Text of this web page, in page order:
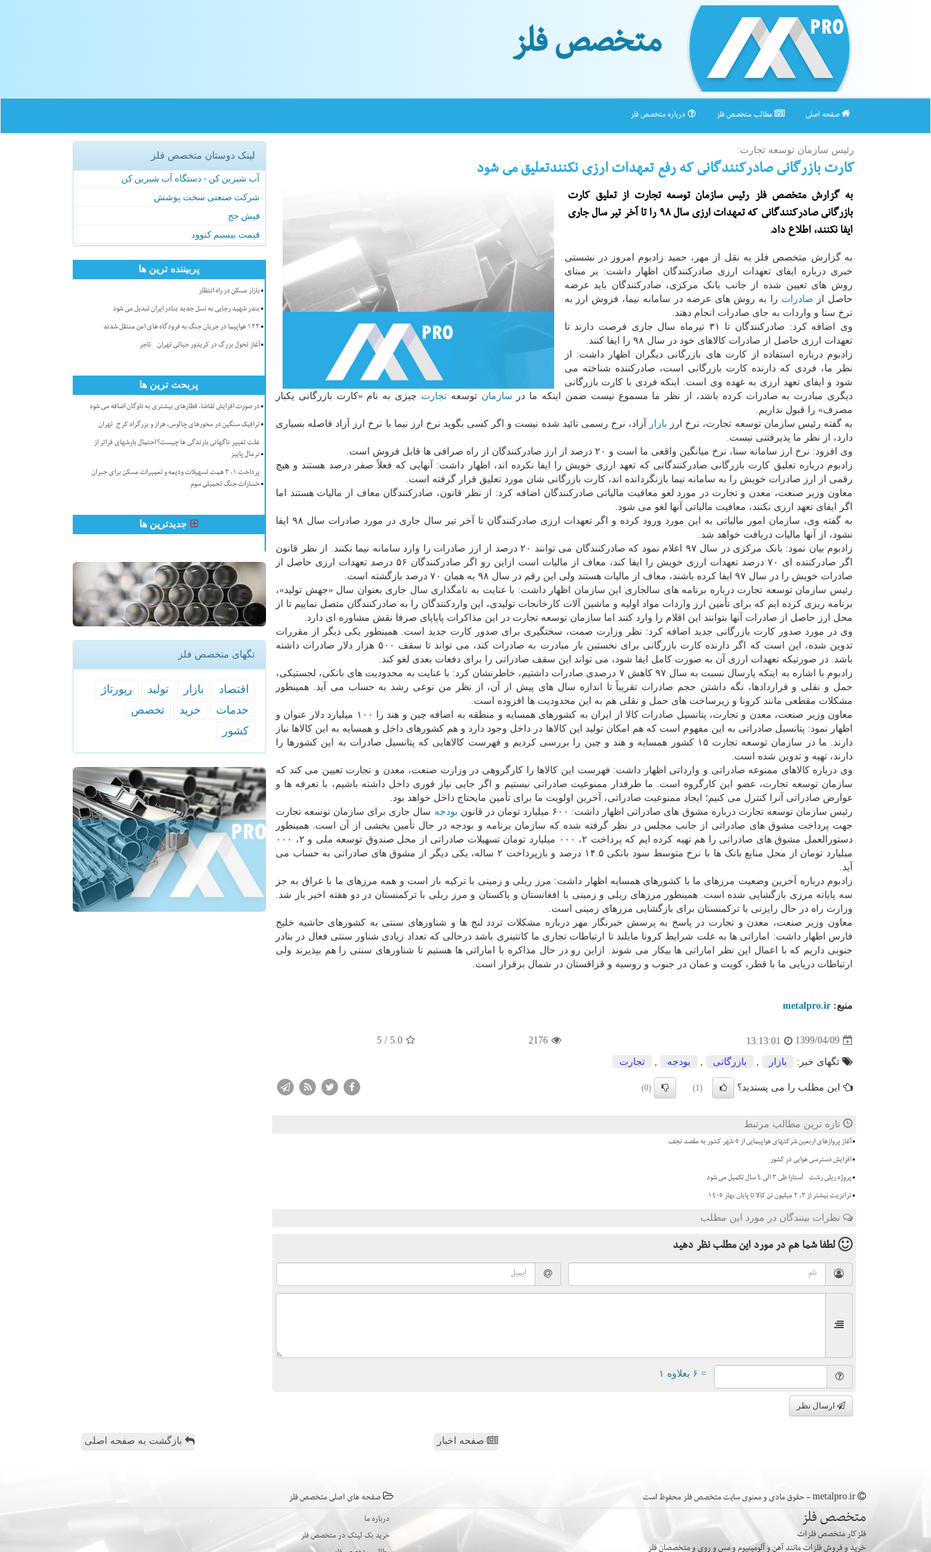
متخصص فلز
صفحه اصلی مطالب متخصص فلز درباره متخصص فلز
رئیس سازمان توسعه تجارت:
كارت بازرگانی صادركنندگانی كه رفع تعهدات ارزی نكنندتعلیق می شود
به گزارش متخصص فلز رئیس سازمان توسعه تجارت از تعلیق كارت
بازرگانی صادركنندگانی كه تعهدات ارزی سال ۹۸ را تا آخر تیر سال جاری
ایفا نكنند، اطلاع داد.
به گزارش متخصص فلز به نقل از مهر، حمید زادبوم امروز در نشستی
خبری درباره ایفای تعهدات ارزی صادرکنندگان اظهار داشت: بر مبنای
روش های تعیین شده از جانب بانک مرکزی، صادرکنندگان باید عرضه
حاصل از صادرات را به روش های عرضه در سامانه نیما، فروش ارز به
نرخ سنا و واردات به جای صادرات انجام دهند.
وی اضافه کرد: صادرکنندگان تا ۳۱ تیرماه سال جاری فرصت دارند تا
تعهدات ارزی حاصل از صادرات کالاهای خود در سال ۹۸ را ایفا کنند.
زادبوم درباره استفاده از کارت های بازرگانی دیگران اظهار داشت: از
نظر ما، فردی که دارنده کارت بازرگانی است، صادرکننده شناخته می
شود و ایفای تعهد ارزی به عهده وی است. اینکه فردی با کارت بازرگانی
دیگری مبادرت به صادرات کرده باشد، از نظر ما مسموع نیست ضمن اینکه ما در سازمان توسعهتجارت چیزی به نام «کارت بازرگانی یکبار
مصرف» را قبول نداریم.
به گفته رئیس سازمان توسعه تجارت، نرخ ارز بازار
آزاد، نرخ رسمی تائید شده نیست و اگر کسی بگوید نرخ ارز نیما با نرخ ارز آزاد فاصله بسیاری
دارد، از نظر ما پذیرفتنی نیست.
وی افزود: نرخ ارز سامانه سنا، نرخ میانگین واقعی ما است و ۲۰ درصد از ارز صادرکنندگان از راه صرافی ها قابل فروش است.
زادبوم درباره تعلیق کارت بازرگانی صادرکنندگانی که تعهد ارزی خویش را ایفا نکرده اند، اظهار داشت: آنهایی که فعلاً صفر درصد هستند و هیچ
رقمی از ارز صادرات خویش را به سامانه نیما بازنگردانده اند، کارت بازرگانی شان مورد تعلیق قرار گرفته است.
معاون وزیر صنعت، معدن و تجارت در مورد لغو معافیت مالیاتی صادرکنندگان اضافه کرد: از نظر قانون، صادرکنندگان معاف از مالیات هستند اما
اگر ایفای تعهد ارزی نکنند، معافیت مالیاتی آنها لغو می شود.
به گفته وی، سازمان امور مالیاتی به این مورد ورود کرده و اگر تعهدات ارزی صادرکنندگان تا آخر تیر سال جاری در مورد صادرات سال ۹۸ ایفا
نشود، از آنها مالیات دریافت خواهد شد.
زادبوم بیان نمود: بانک مرکزی در سال ۹۷ اعلام نمود که صادرکنندگان می توانند ۲۰ درصد از ارز صادرات را وارد سامانه نیما نکنند. از نظر قانون
اگر صادرکننده ای ۷۰ درصد تعهدات ارزی خویش را ایفا کند، معاف از مالیات است ازاین رو اگر صادرکنندگان ۵۶ درصد تعهدات ارزی حاصل از
صادرات خویش را در سال ۹۷ ایفا کرده باشند، معاف از مالیات هستند ولی این رقم در سال ۹۸ به همان ۷۰ درصد بازگشته است.
رئیس سازمان توسعه تجارت درباره برنامه های سالجاری این سازمان اظهار داشت: با عنایت به نامگذاری سال جاری بعنوان سال «جهش تولید»،
برنامه ریزی کرده ایم که برای تأمین ارز واردات مواد اولیه و ماشین آلات کارخانجات تولیدی، این واردکنندگان را به صادرکنندگان متصل نماییم تا از
محل ارز حاصل از صادرات آنها بتوانند این اقلام را وارد کنند اما سازمان توسعه تجارت در این مذاکرات پایاپای صرفا نقش مشاوره ای دارد.
وی در مورد صدور کارت بازرگانی جدید اضافه کرد: نظر وزارت صمت، سختگیری برای صدور کارت جدید است. همینطور یکی دیگر از مقررات
تدوین شده، این است که اگر دارنده کارت بازرگانی برای نخستین بار مبادرت به صادرات کند، می تواند تا سقف ۵۰۰ هزار دلار صادرات داشته
باشد. در صورتیکه تعهدات ارزی آن به صورت کامل ایفا شود، می تواند این سقف صادراتی را برای دفعات بعدی لغو کند.
زادبوم با اشاره به اینکه پارسال نسبت به سال ۹۷ کاهش ۷ درصدی صادرات داشتیم، خاطرنشان کرد: با عنایت به محدودیت های بانکی، لجستیکی،
حمل و نقلی و قراردادها، نگه داشتن حجم صادرات تقریباً تا اندازه سال های پیش از آن، از نظر من نوعی رشد به حساب می آید. همینطور
مشکلات مقطعی مانند کرونا و زیرساخت های حمل و نقلی هم به این محدودیت ها افزوده است.
معاون وزیر صنعت، معدن و تجارت، پتانسیل صادرات کالا از ایران به کشورهای همسایه و منطقه به اضافه چین و هند را ۱۰۰ میلیارد دلار عنوان و
اظهار نمود: پتانسیل صادراتی به این مفهوم است که هم امکان تولید این کالاها در داخل وجود دارد و هم کشورهای داخل و همسایه به این کالاها نیاز
دارند. ما در سازمان توسعه تجارت ۱۵ کشور همسایه و هند و چین را بررسی کردیم و فهرست کالاهایی که پتانسیل صادرات به این کشورها را
دارند، تهیه و تدوین شده است.
وی درباره کالاهای ممنوعه صادراتی و وارداتی اظهار داشت: فهرست این کالاها را کارگروهی در وزارت صنعت، معدن و تجارت تعیین می کند که
سازمان توسعه تجارت، عضو این کارگروه است. ما طرفدار ممنوعیت صادراتی نیستیم و اگر جایی نیاز فوری داخل داشته باشیم، با تعرفه ها و
عوارض صادراتی آنرا کنترل می کنیم؛ ایجاد ممنوعیت صادراتی، آخرین اولویت ما برای تأمین مایحتاج داخل خواهد بود.
رئیس سازمان توسعه تجارت درباره مشوق های صادراتی اظهار داشت: ۶۰۰ میلیارد تومان در قانون
بودجه سال جاری برای سازمان توسعه تجارت
جهت پرداخت مشوق های صادراتی از جانب مجلس در نظر گرفته شده که سازمان برنامه و بودجه در حال تأمین بخشی از آن است. همینطور
دستورالعمل مشوق های صادراتی را هم تهیه کرده ایم که پرداخت ۲، ۰۰۰ میلیارد تومان تسهیلات صادراتی از محل صندوق توسعه ملی و ۲، ۰۰۰
میلیارد تومان از محل منابع بانک ها با نرخ متوسط سود بانکی ۱۴.۵ درصد و بازپرداخت ۲ ساله، یکی دیگر از مشوق های صادراتی به حساب می
آید.
زادبوم درباره آخرین وضعیت مرزهای ما با کشورهای همسایه اظهار داشت: مرز ریلی و زمینی با ترکیه باز است و همه مرزهای ما با عراق به جز
سه پایانه مرزی بازگشایی شده است. همینطور مرزهای ریلی و زمینی با افغانستان و پاکستان و مرز ریلی با ترکمنستان در دو هفته اخیر باز شد.
وزارت راه در حال رایزنی با ترکمنستان برای بازگشایی مرزهای زمینی است.
معاون وزیر صنعت، معدن و تجارت در پاسخ به پرسش خبرنگار مهر درباره مشکلات تردد لنج ها و شناورهای سنتی به کشورهای حاشیه خلیج
فارس اظهار داشت: اماراتی ها به علت شرایط کرونا مایلند تا ارتباطات تجاری ما کانتینری باشد درحالی که تعداد زیادی شناور سنتی فعال در بنادر
جنوبی داریم که با اعمال این نظر اماراتی ها بیکار می شوند. ازاین رو در حال مذاکره با اماراتی ها هستیم تا شناورهای سنتی را هم بپذیرند ولی
ارتباطات دریایی ما با قطر، کویت و عمان در جنوب و روسیه و قزاقستان در شمال برقرار است.
منبع: metalpro.ir
1399/04/09
13:13:01
2176
5.0
/
5
تگهای خبر: بازار بازرگانی بودجه تجارت
این مطلب را می پسندید؟ (1)
(0)
تازه ترین مطالب مرتبط
آغاز پروازهای اربعین شرکتهای هواپیمایی از 5 شهر کشور به مقصد نجف
افزایش دسترسی هوایی در کشور
پروژه ریلی رشت - آستارا طی ۳ الی ۴ سال تکمیل می شود
ترانزیت بیشتر از ۳، ۲ میلیون تن کالا تا پایان بهار ۱۴۰۵
نظرات بینندگان در مورد این مطلب
لطفا شما هم در مورد این مطلب نظر دهید
= ۶ بعلاوه ۱
ارسال نظر
لینک دوستان متخصص فلز
آب شیرین کن - دستگاه آب شیرین کن
شرکت صنعتی سخت پوشش
فیش حج
قیمت بیسیم کنوود
پربیننده ترین ها
بازار مسکن در راه انتظار
بندر شهید رجایی به نسل جدید بنادر ایران تبدیل می شود
۱۳۳ هواپیما در جریان جنگ به فرودگاه های امن منتقل شدند
آغاز تحول بزرگ در کریدور حیاتی تهران - تاجر
پربحث ترین ها
در صورت افزایش تقاضا، قطارهای بیشتری به ناوگان اضافه می شود
ترافیک سنگین در محورهای چالوس، هراز و بزرگراه کرج-تهران
علت تغییر ناگهانی بارندگی ها چیست؟ احتمال بارشهای فراتر از
نرمال پاییز
پرداخت ۱، ۳ همت تسهیلات ودیعه و تعمیرات مسکن برای جبران
خسارات جنگ تحمیلی سوم
جدیدترین ها
تگهای متخصص فلز
اقتصاد بازار تولید
رپورتاژ
خدمات
خرید
تخصص
كشور
صفحه اخبار بازگشت به صفحه اصلی
متخصص فلز
فلزکار متخصص فلزات
خرید و فروش فلزات مانند آهن و آلومینیوم و مس و روی و متخصصان فلز
صفحه های اصلی متخصص فلز
درباره ما
خرید بک لینک در متخصص فلز